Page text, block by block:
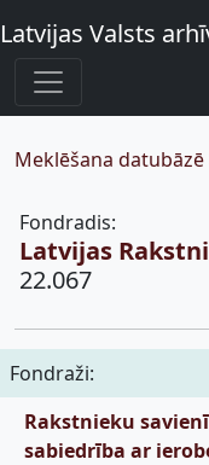
Latvijas Valsts
Meklēšana datubāzē
Fondradis:
Latvijas
22.067
Fondraži:
Rakstnieku
sabiedrība ar